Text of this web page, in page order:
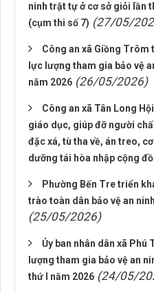
ninh trật tự ở cơ sở giỏi lần
(cụm thi số 7) (27/05/
Công an xã Giồng Trôm
lực lượng tham gia bảo vệ
năm 2026 (26/05/2026)
Công an xã Tân Long
giáo dục, giúp đỡ người
đặc xá, tù tha về, án treo,
dưỡng tái hòa nhập cộng
Phường Bến Tre triển
trào toàn dân bảo vệ an
(25/05/2026)
Ủy ban nhân dân xã
lượng tham gia bảo vệ an
thứ I năm 2026 (24/05/